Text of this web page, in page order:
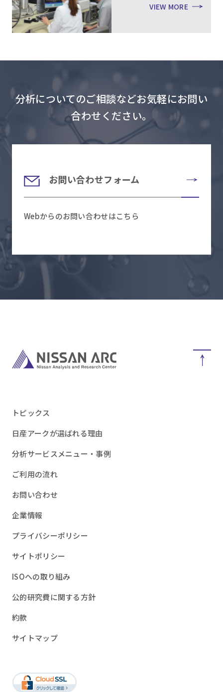
VIEW MORE
分析についてのご相談などお気軽にお問い
合わせください。
お問い合わせフォーム
Webからのお問い合わせはこちら
トピックス
日産アークが選ばれる理由
分析サービスメニュー・事例
ご利用の流れ
お問い合わせ
企業情報
プライバシーポリシー
サイトポリシー
ISOへの取り組み
公的研究費に関する方針
約款
サイトマップ